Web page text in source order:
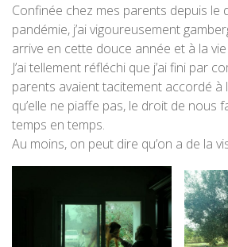
Confinée chez mes parents depuis le
pandémie, j’ai vigoureusement
arrive en cette douce année et à la vie
J’ai tellement réfléchi que j’ai fini par
parents avaient tacitement accordé à
qu’elle ne piaffe pas, le droit de nous
temps en temps.
Au moins, on peut dire qu’on a de la